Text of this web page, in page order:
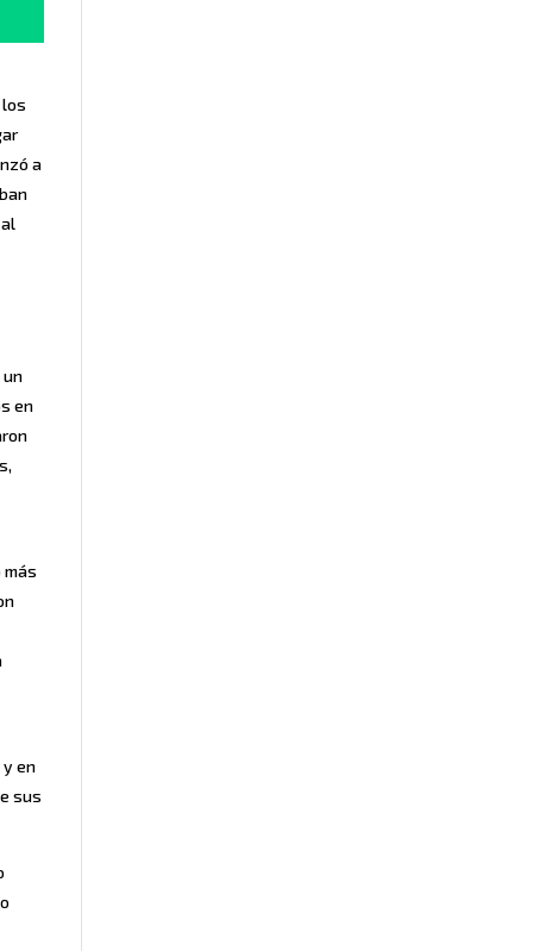
a
un
en
y en
sus